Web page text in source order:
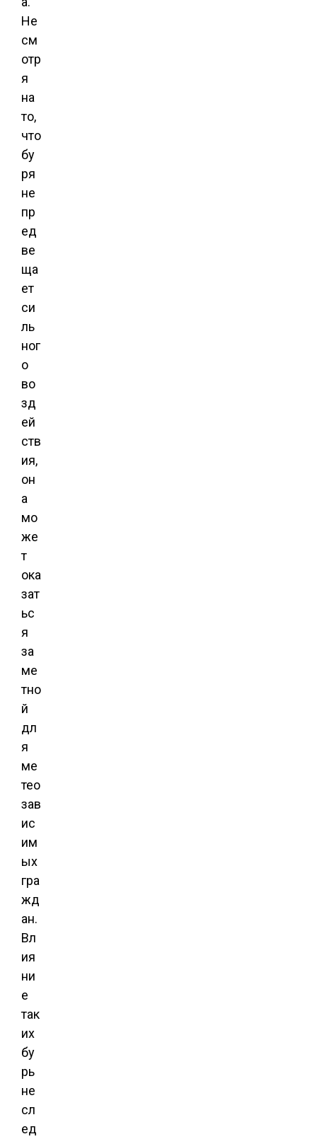
Не
см
отр
я
на
то,
что
бу
ря
не
пр
ед
ве
ща
ет
си
ль
ног
о
во
зд
ей
ств
ия,
он
а
мо
же
т
ока
зат
ьс
я
за
ме
тно
й
дл
я
ме
тео
зав
ис
им
ых
гра
жд
ан.
Вл
ия
ни
е
так
их
бу
рь
не
сл
ед